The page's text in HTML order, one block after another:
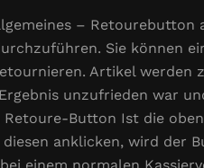
– Retourebutton
Sie können
Artikel werden
unzufrieden war
Button Ist die
anklicken, wird der